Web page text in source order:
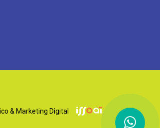
& Marketing Digital